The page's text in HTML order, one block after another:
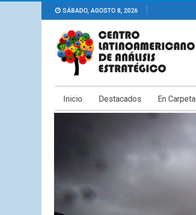
SÁBADO, AGOSTO 8, 2026
Inicio Destacados En Carpeta